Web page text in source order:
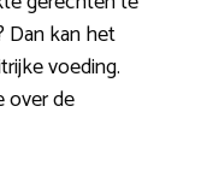
Dan kan het
voeding.
over de